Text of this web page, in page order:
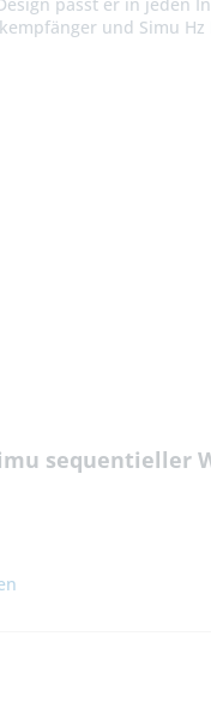
passt er in jeden
und Simu
sequentieller